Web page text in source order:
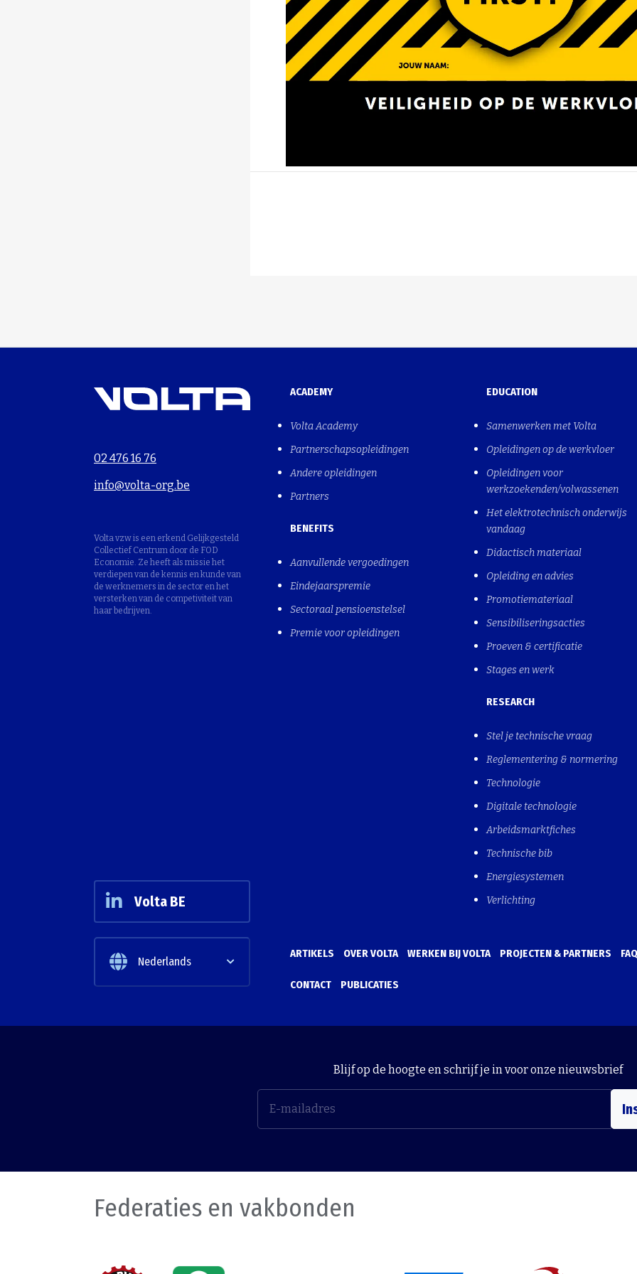
02 476 16 76
info@volta-org.be
Volta vzw is een erkend Gelijkgesteld
Collectief Centrum door de FOD
Economie. Ze heeft als missie het
verdiepen van de kennis en kunde van
de werknemers in de sector en het
versterken van de competiviteit van
haar bedrijven.
Volta BE
Nederlands
ACADEMY
Volta Academy
Partnerschapsopleidingen
Andere opleidingen
Partners
BENEFITS
Aanvullende vergoedingen
Eindejaarspremie
Sectoraal pensioenstelsel
Premie voor opleidingen
EDUCATION
Samenwerken met Volta
Opleidingen op de werkvloer
Opleidingen voor
werkzoekenden/volwassenen
Het elektrotechnisch onderwijs
vandaag
Didactisch materiaal
Opleiding en advies
Promotiemateriaal
Sensibiliseringsacties
Proeven & certificatie
Stages en werk
RESEARCH
Stel je technische vraag
Reglementering & normering
Technologie
Digitale technologie
Arbeidsmarktfiches
Technische bib
Energiesystemen
Verlichting
ARTIKELS OVER VOLTA WERKEN BIJ VOLTA PROJECTEN & PARTNERS
CONTACT PUBLICATIES
Blijf op de hoogte en schrijf je in voor onze nieuwsbrief
Federaties en vakbonden